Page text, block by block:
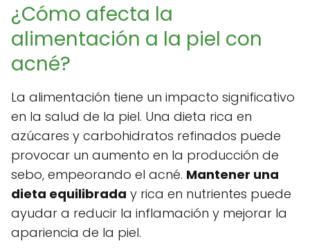
¿Cómo afecta la
alimentación a la piel con
acné?
La alimentación tiene un impacto significativo
en la salud de la piel. Una dieta rica en
azúcares y carbohidratos refinados puede
provocar un aumento en la producción de
sebo, empeorando el acné. Mantener una
dieta equilibrada y rica en nutrientes puede
ayudar a reducir la inflamación y mejorar la
apariencia de la piel.